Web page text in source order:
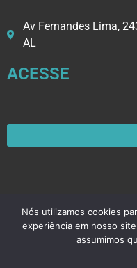
Av Fernandes Lima,
AL
ACESSE
@2024Desenvolvido por
Nós utilizamos cookies
experiência em nosso
assumimos